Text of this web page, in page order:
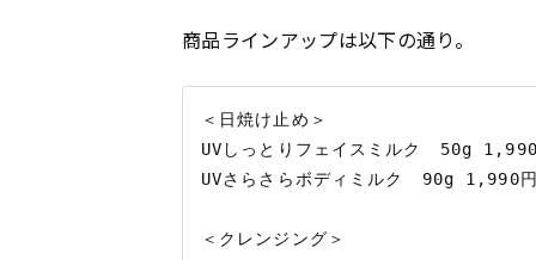
商品ラインアップは以下の通り。
＜日焼け止め＞
UVしっとりフェイスミルク　50g
UVさらさらボディミルク　90g 1,990
＜クレンジング＞